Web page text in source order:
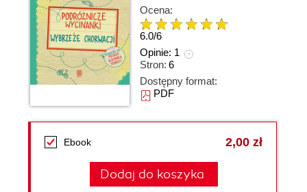
Ocena:
6.0/6
Opinie: 1
Stron: 6
Dostępny format:
PDF
Ebook 2,00 zł
Dodaj do koszyka